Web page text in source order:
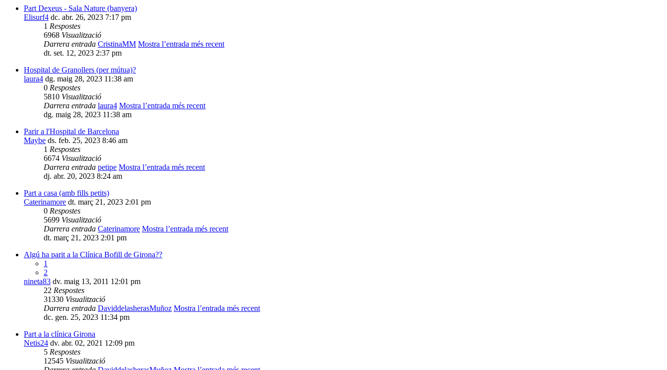
Part Dexeus - Sala Nature (banyera)
Elisurf4 dc. abr. 26, 2023 7:17 pm
1 Respostes
6968 Visualització
Darrera entrada CristinaMM Mostra l’entrada més recent
dt. set. 12, 2023 2:37 pm
Hospital de Granollers (per mútua)?
laura4 dg. maig 28, 2023 11:38 am
0 Respostes
5810 Visualització
Darrera entrada laura4 Mostra l’entrada més recent
dg. maig 28, 2023 11:38 am
Parir a l'Hospital de Barcelona
Maybe ds. feb. 25, 2023 8:46 am
1 Respostes
6674 Visualització
Darrera entrada petipe Mostra l’entrada més recent
dj. abr. 20, 2023 8:24 am
Part a casa (amb fills petits)
Caterinamore dt. març 21, 2023 2:01 pm
0 Respostes
5699 Visualització
Darrera entrada Caterinamore Mostra l’entrada més recent
dt. març 21, 2023 2:01 pm
Algú ha parit a la Clínica Bofill de Girona??
1
2
nineta83 dv. maig 13, 2011 12:01 pm
22 Respostes
31330 Visualització
Darrera entrada DaviddelasherasMuñoz Mostra l’entrada més recent
dc. gen. 25, 2023 11:34 pm
Part a la clínica Girona
Netis24 dv. abr. 02, 2021 12:09 pm
5 Respostes
12545 Visualització